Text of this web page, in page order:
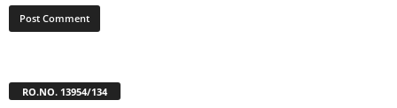
RO.NO. 13954/134